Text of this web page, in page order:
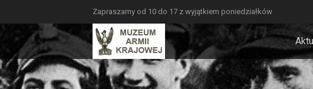
Zapraszamy od 10 do 17 z wyjątkiem poniedziałków